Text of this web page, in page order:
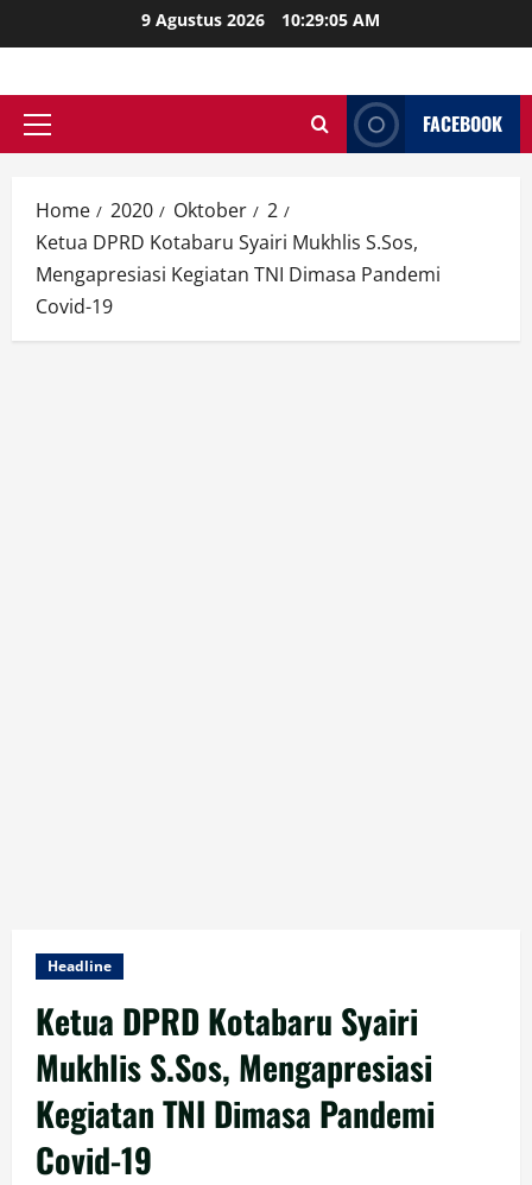
to
9 Agustus 2026 10:29:06 AM
Primary
FACEBOOK
Home 2020 Oktober
2
Ketua DPRD Kotabaru Syairi Mukhlis S.Sos,
Mengapresiasi Kegiatan TNI Dimasa Pandemi
Covid-19
Headline
Ketua DPRD Kotabaru Syairi
Mukhlis S.Sos, Mengapresiasi
Kegiatan TNI Dimasa Pandemi
Covid-19